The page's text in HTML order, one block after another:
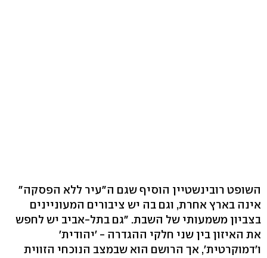
השופט רובינשטיין הוסיף שגם ה"עיר ללא הפסקה"
אינה בארץ אחרת, וגם בה יש ציבורים המעוניינים
בצביון משמעותי של השבת. "גם בתל-אביב יש לחפש
את האיזון בין שני חלקי ההגדרה - 'יהודית'
ו'דמוקרטית', אך הרושם הוא שבמצב הנוכחי הזווית